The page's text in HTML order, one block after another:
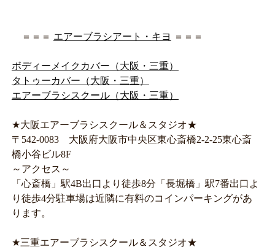
＝＝＝ エアーブラシアート・キヨ ＝＝＝
ボディーメイクカバー（大阪・三重）
タトゥーカバー（大阪・三重）
エアーブラシスクール（大阪・三重）
★大阪エアーブラシスクール＆スタジオ★
〒542-0083 大阪府大阪市中央区東心斎橋2-2-25東心斎
橋小谷ビル8F
～アクセス～
「心斎橋」駅4B出口より徒歩8分「長堀橋」駅7番出口よ
り徒歩4分駐車場は近隣に有料のコインパーキングがあ
ります。
★三重エアーブラシスクール＆スタジオ★